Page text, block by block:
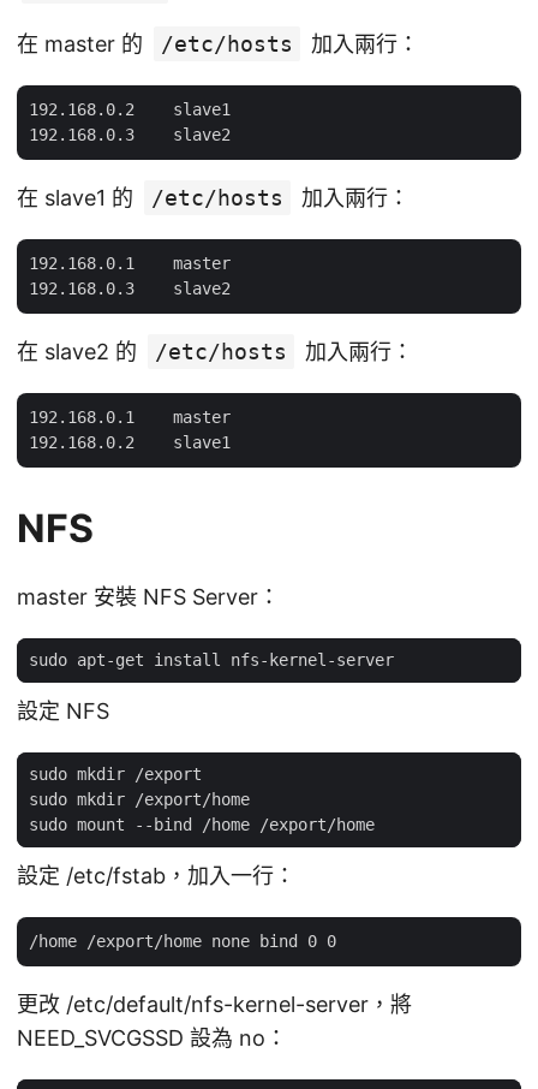
在 master 的 /etc/hosts 加入兩行：
192.168.0.2    slave1
在 slave1 的 /etc/hosts 加入兩行：
192.168.0.1    master
在 slave2 的 /etc/hosts 加入兩行：
192.168.0.1    master
NFS
master 安裝 NFS Server：
設定 NFS
設定 /etc/fstab，加入一行：
更改 /etc/default/nfs-kernel-server，將
NEED_SVCGSSD 設為 no：